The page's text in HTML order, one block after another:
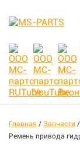
Главная / Запчасти /
Ремень привода